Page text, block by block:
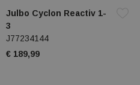
Julbo Cyclon Reactiv 1-
3
J77234144
€ 189,99